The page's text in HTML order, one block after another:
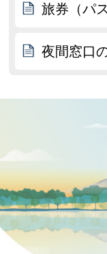
旅券（パ
夜間窓口